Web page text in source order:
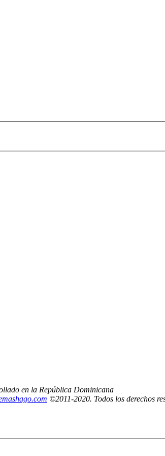
en la República Dominicana
©2011-2020. Todos los derechos